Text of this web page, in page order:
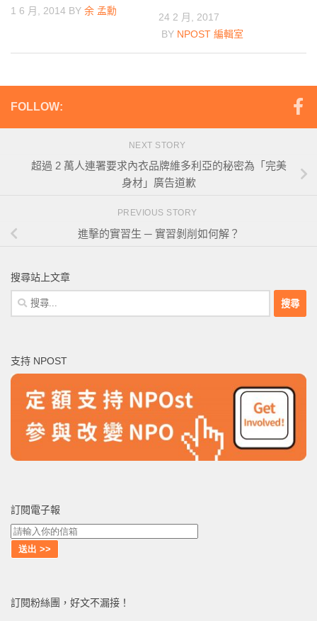
1 6 月, 2014 BY 余 孟勳
24 2 月, 2017
BY NPOST 編輯室
FOLLOW:
NEXT STORY
超過 2 萬人連署要求內衣品牌維多利亞的秘密為「完美
身材」廣告道歉
PREVIOUS STORY
進擊的實習生 ─ 實習剝削如何解？
搜尋站上文章
搜
尋
字:
支持 NPOST
訂閱電子報
訂閱粉絲團，好文不漏接！